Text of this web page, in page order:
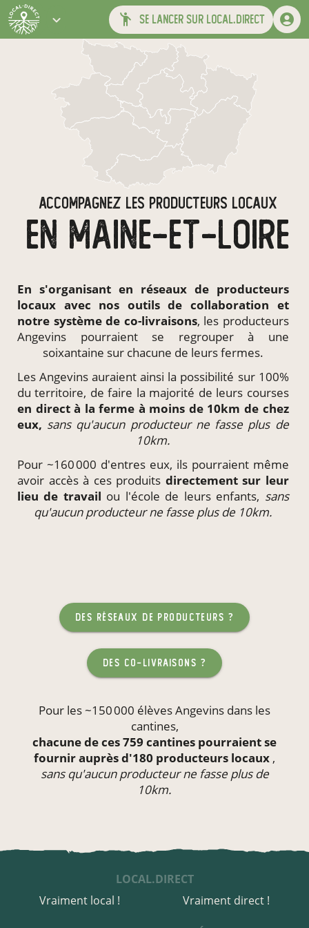
se lancer sur local.direct
ACCOMPAGNEZ LES PRODUCTEURS LOCAUX
EN MAINE-ET-LOIRE
En s'organisant en réseaux de producteurs
locaux avec nos outils de collaboration et
notre système de co-livraisons, les producteurs
Angevins pourraient se regrouper à une
soixantaine sur chacune de leurs fermes.
Les Angevins auraient ainsi la possibilité sur 100%
du territoire, de faire la majorité de leurs courses
en direct à la ferme à moins de 10km de chez
eux, sans qu'aucun producteur ne fasse plus de
10km.
Pour ~160 000 d'entres eux, ils pourraient même
avoir accès à ces produits directementsur leur
lieu de travail ou l'école de leurs enfants, sans
qu'aucun producteur ne fasse plus de 10km.
des réseaux de producteurs ?
des co-livraisons ?
Pour les ~150 000 élèves Angevins dans les
cantines,
chacune de ces 759 cantines pourraient se
fournir auprès d'180 producteurs locaux ,
sans qu'aucun producteur ne fasse plus de
10km.
LOCAL.DIRECT
Vraiment local !
Vraiment direct !